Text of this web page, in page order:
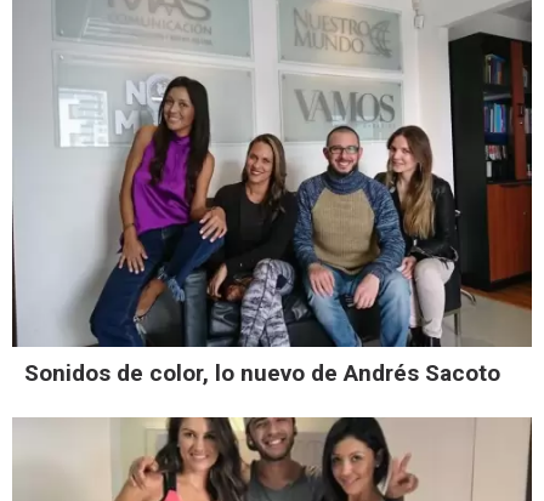
Sonidos de color, lo nuevo de Andrés Sacoto